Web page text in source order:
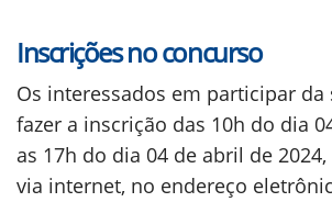
Inscrições no concurso
Os interessados em participar da
fazer a inscrição das 10h do dia
as 17h do dia 04 de abril de
via internet, no endereço